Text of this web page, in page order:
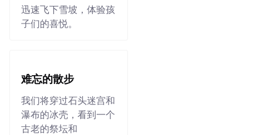
迅速飞下雪坡，体验孩
子们的喜悦。
难忘的散步
我们将穿过石头迷宫和
瀑布的冰壳，看到一个
古老的祭坛和